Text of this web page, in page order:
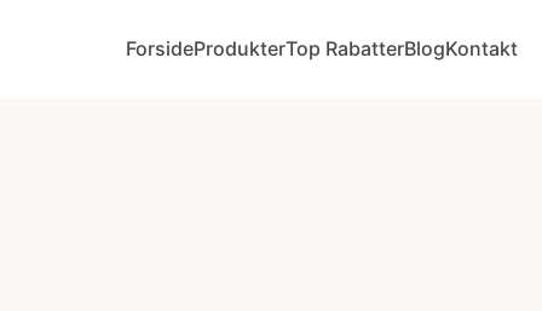
ForsideProdukterTop RabatterBlogKontakt